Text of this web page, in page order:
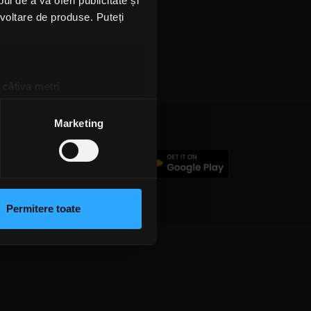
de produse. Puteți
metri
la
secțiunea cu detalii
cu privire la modul în
urma folosirii serviciilor
Marketing
Permitere toate